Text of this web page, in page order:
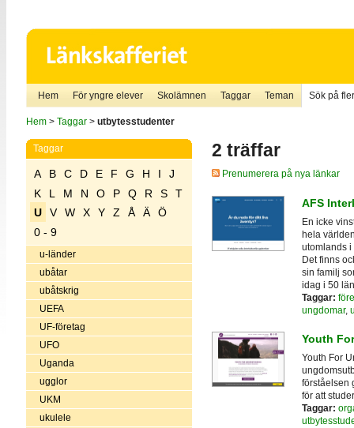
Hem För yngre elever Skolämnen Taggar Teman Sök på
Hem> Taggar> utbytesstudenter
Taggar
A B C D E F G H I
J
K
L M N O P Q R S
T
U
V W X Y Z Å Ä
Ö
0 - 9
u-länder
ubåtar
ubåtskrig
UEFA
UF-företag
UFO
Uganda
ugglor
UKM
ukulele
2 träffar
Prenumerera på nya länkar
AFS
En icke
hela
utomlands i
Det finns
sin familj
idag i 50
Taggar:
ungdomar,
Youth
Youth For
förståelsen
för att
Taggar: